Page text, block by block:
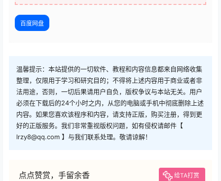
百度网盘
温馨提示：本站提供的一切软件、教程和内容信息都来自网络收集
整理，仅限用于学习和研究目的；不得将上述内容用于商业或者非
法用途，否则，一切后果请用户自负，版权争议与本站无关。用户
必须在下载后的24个小时之内，从您的电脑或手机中彻底删除上述
内容。如果您喜欢该程序和内容，请支持正版，购买注册，得到更
好的正版服务。我们非常重视版权问题，如有侵权请邮件【
lrzy8@qq.com 】与我们联系处理。敬请谅解！
点点赞赏，手留余香 给TA打赏